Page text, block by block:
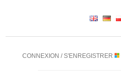
CONNEXION / S'ENREGISTRER